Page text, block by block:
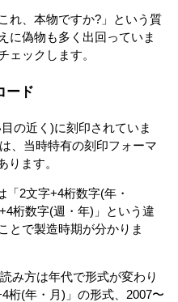
れ、本物ですか?」という質
に偽物も多く出回っていま
ェックします。
ード
の近く)に刻印されていま
、当時特有の刻印フォーマ
ります。
「2文字+4桁数字(年・
桁数字(週・年)」という違
とで製造時期が分かりま
み方は年代で形式が変わり
桁(年・月)」の形式、2007〜